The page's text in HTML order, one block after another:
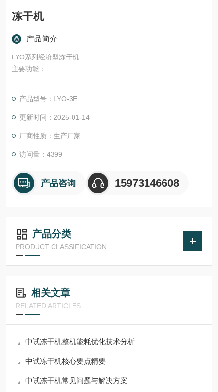
冻干机
产品简介
LYO系列经济型冻干机
主要功能：
隔板预冻功能。
采用压缩机，高效稳定、噪音低。
采用优质真空泵，抽速大、噪音低。
制。
板层：采用优良的焊接工艺，板层无泄漏。
测试，确保物质含水率到达标准要求。
产品型号：LYO-3E
更新时间：2025-01-14
厂商性质：生产厂家
访问量：4399
产品咨询 15973146608
产品分类
PRODUCT CLASSIFICATION
相关文章
RELATED ARTICLES
中试冻干机整机能耗优化技术分析
中试冻干机核心要点精要
中试冻干机常见问题与解决方案